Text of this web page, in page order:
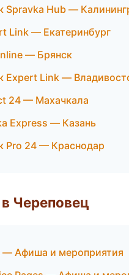
Spravka Hub —
Link — Екатеринбург
— Брянск
Expert Link —
24 — Махачкала
Express — Казань
Pro 24 — Краснодар
Череповец
— Афиша и мероприятия